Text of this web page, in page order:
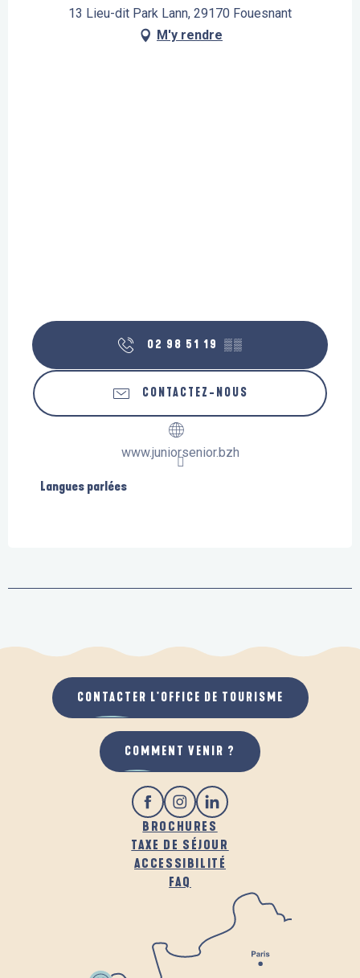
13 Lieu-dit Park Lann, 29170 Fouesnant
M'y rendre
02 98 51 19 ▒▒
CONTACTEZ-NOUS
www.juniorsenior.bzh
Langues parlées
Langues parlées
BROCHURES
TAXE DE SÉJOUR
ACCESSIBILITÉ
FAQ
CONTACTER L'OFFICE DE TOURISME
COMMENT VENIR ?